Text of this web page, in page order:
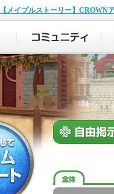
NEXON
【メイプルストーリー】CROWN